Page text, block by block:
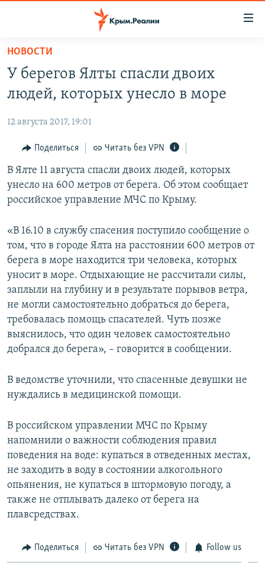
Вернуться
основному
содержанию
навигации
Вернутся
поиску
НОВОСТИ
СПЕЦПРОЕКТЫ
КАРТА ВОЕННЫХ ОБЪЕКТОВ КРЫМА
11 ЛЕТ ОККУПАЦИИ КРЫМА. 11 ИСТОРИЙ СОПРОТИВЛЕНИЯ
ИСТОРИЯ
ЕЩЕ
ИНТЕРАКТИВ
СОВЕТЫ ПРАВОЗАЩИТНИКОВ
ПОБЕДИТЕЛЕЙ НЕ СУДЯТ?
КРЫМ.НЕПОКОРЕННЫЙ
ELIFBE
УКРАИНСКАЯ ПРОБЛЕМА КРЫМА
РАДІО СВОБОДА
КАК ОБОЙТИ БЛОКИРОВКУ
Qırımtatar
ПРИСОЕДИНЯЙТЕСЬ!
Все сайты RFE/RL
НОВОСТИ
У берегов Ялты спасли двоих
людей, которых унесло в море
12 августа 2017, 19:01
Поделиться Читать без VPN
В Ялте 11 августа спасли двоих людей, которых
унесло на 600 метров от берега. Об этом сообщает
российское управление МЧС по Крыму.
«В 16.10 в службу спасения поступило сообщение о
том, что в городе Ялта на расстоянии 600 метров от
берега в море находится три человека, которых
уносит в море. Отдыхающие не рассчитали силы,
заплыли на глубину и в результате порывов ветра,
не могли самостоятельно добраться до берега,
требовалась помощь спасателей. Чуть позже
выяснилось, что один человек самостоятельно
добрался до берега», – говорится в сообщении.
В ведомстве уточнили, что спасенные девушки не
нуждались в медицинской помощи.
В российском управлении МЧС по Крыму
напомнили о важности соблюдения правил
поведения на воде: купаться в отведенных местах,
не заходить в воду в состоянии алкогольного
опьянения, не купаться в штормовую погоду, а
также не отплывать далеко от берега на
плавсредствах.
Поделиться Читать без VPN Follow us